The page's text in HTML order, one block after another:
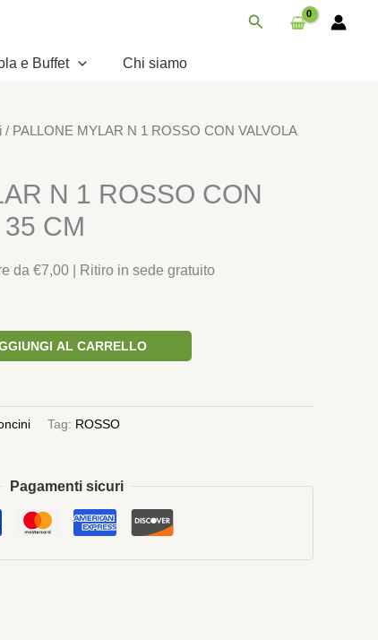
Cerca
e Buffet Chi siamo
/ PALLONE MYLAR N 1 ROSSO CON VALVOLA
N 1 ROSSO CON
CM
da €7,00 | Ritiro in sede gratuito
AL CARRELLO
Tag: ROSSO
Pagamenti sicuri
VALVOLA
35
quantità